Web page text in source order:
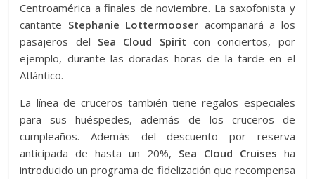
Centroamérica a finales de noviembre. La saxofonista y
cantante Stephanie Lottermooser acompañará a los
pasajeros del Sea Cloud Spirit con conciertos, por
ejemplo, durante las doradas horas de la tarde en el
Atlántico.
La línea de cruceros también tiene regalos especiales
para sus huéspedes, además de los cruceros de
cumpleaños. Además del descuento por reserva
anticipada de hasta un 20%, Sea Cloud Cruises ha
introducido un programa de fidelización que recompensa